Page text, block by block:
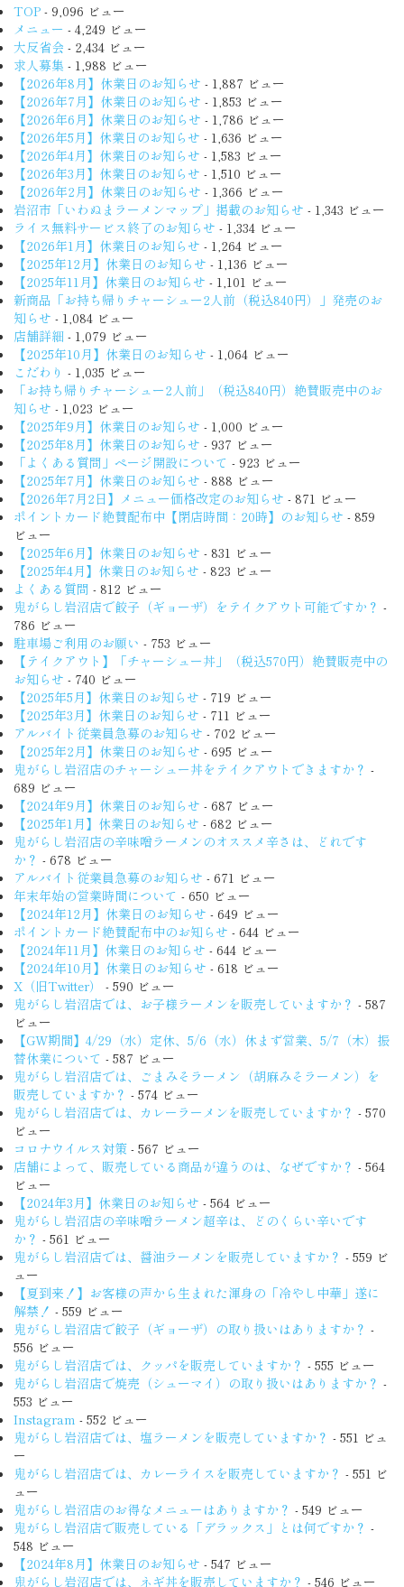
TOP - 9,096 ビュー
メニュー - 4,249 ビュー
大反省会 - 2,434 ビュー
求人募集 - 1,988 ビュー
【2026年8月】休業日のお知らせ - 1,887 ビュー
【2026年7月】休業日のお知らせ - 1,853 ビュー
【2026年6月】休業日のお知らせ - 1,786 ビュー
【2026年5月】休業日のお知らせ - 1,636 ビュー
【2026年4月】休業日のお知らせ - 1,583 ビュー
【2026年3月】休業日のお知らせ - 1,510 ビュー
【2026年2月】休業日のお知らせ - 1,366 ビュー
岩沼市「いわぬまラーメンマップ」掲載のお知らせ - 1,343 ビュー
ライス無料サービス終了のお知らせ - 1,334 ビュー
【2026年1月】休業日のお知らせ - 1,264 ビュー
【2025年12月】休業日のお知らせ - 1,136 ビュー
【2025年11月】休業日のお知らせ - 1,101 ビュー
新商品「お持ち帰りチャーシュー2人前（税込840円）」発売のお
知らせ - 1,084 ビュー
店舗詳細 - 1,079 ビュー
【2025年10月】休業日のお知らせ - 1,064 ビュー
こだわり - 1,035 ビュー
「お持ち帰りチャーシュー2人前」（税込840円）絶賛販売中のお
知らせ - 1,023 ビュー
【2025年9月】休業日のお知らせ - 1,000 ビュー
【2025年8月】休業日のお知らせ - 937 ビュー
「よくある質問」ページ開設について - 923 ビュー
【2025年7月】休業日のお知らせ - 888 ビュー
【2026年7月2日】メニュー価格改定のお知らせ - 871 ビュー
ポイントカード絶賛配布中【閉店時間：20時】のお知らせ - 859
ビュー
【2025年6月】休業日のお知らせ - 831 ビュー
【2025年4月】休業日のお知らせ - 823 ビュー
よくある質問 - 812 ビュー
鬼がらし岩沼店で餃子（ギョーザ）をテイクアウト可能ですか？ -
786 ビュー
駐車場ご利用のお願い - 753 ビュー
【テイクアウト】「チャーシュー丼」（税込570円）絶賛販売中の
お知らせ - 740 ビュー
【2025年5月】休業日のお知らせ - 719 ビュー
【2025年3月】休業日のお知らせ - 711 ビュー
アルバイト従業員急募のお知らせ - 702 ビュー
【2025年2月】休業日のお知らせ - 695 ビュー
鬼がらし岩沼店のチャーシュー丼をテイクアウトできますか？ -
689 ビュー
【2024年9月】休業日のお知らせ - 687 ビュー
【2025年1月】休業日のお知らせ - 682 ビュー
鬼がらし岩沼店の辛味噌ラーメンのオススメ辛さは、どれです
か？ - 678 ビュー
アルバイト従業員急募のお知らせ - 671 ビュー
年末年始の営業時間について - 650 ビュー
【2024年12月】休業日のお知らせ - 649 ビュー
ポイントカード絶賛配布中のお知らせ - 644 ビュー
【2024年11月】休業日のお知らせ - 644 ビュー
【2024年10月】休業日のお知らせ - 618 ビュー
X（旧Twitter）
- 590 ビュー
鬼がらし岩沼店では、お子様ラーメンを販売していますか？ - 587
ビュー
【GW期間】4/29（水）定休、5/6（水）休まず営業、5/7（木）振
替休業について - 587 ビュー
鬼がらし岩沼店では、ごまみそラーメン（胡麻みそラーメン）を
販売していますか？ - 574 ビュー
鬼がらし岩沼店では、カレーラーメンを販売していますか？ - 570
ビュー
コロナウイルス対策 - 567 ビュー
店舗によって、販売している商品が違うのは、なぜですか？ - 564
ビュー
【2024年3月】休業日のお知らせ - 564 ビュー
鬼がらし岩沼店の辛味噌ラーメン超辛は、どのくらい辛いです
か？ - 561 ビュー
鬼がらし岩沼店では、醤油ラーメンを販売していますか？ - 559 ビ
ュー
【夏到来！】お客様の声から生まれた渾身の「冷やし中華」遂に
解禁！ - 559 ビュー
鬼がらし岩沼店で餃子（ギョーザ）の取り扱いはありますか？ -
556 ビュー
鬼がらし岩沼店では、クッパを販売していますか？ - 555 ビュー
鬼がらし岩沼店で焼売（シューマイ）の取り扱いはありますか？ -
553 ビュー
Instagram - 552 ビュー
鬼がらし岩沼店では、塩ラーメンを販売していますか？ - 551 ビュ
ー
鬼がらし岩沼店では、カレーライスを販売していますか？ - 551 ビ
ュー
鬼がらし岩沼店のお得なメニューはありますか？ - 549 ビュー
鬼がらし岩沼店で販売している「デラックス」とは何ですか？ -
548 ビュー
【2024年8月】休業日のお知らせ - 547 ビュー
鬼がらし岩沼店では、ネギ丼を販売していますか？ - 546 ビュー